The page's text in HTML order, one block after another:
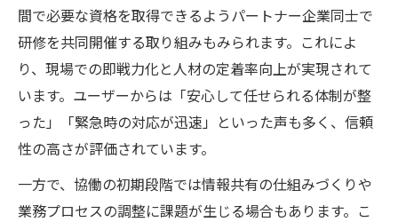
間で必要な資格を取得できるようパートナー企業同士で
研修を共同開催する取り組みもみられます。これによ
り、現場での即戦力化と人材の定着率向上が実現されて
います。ユーザーからは「安心して任せられる体制が整
った」「緊急時の対応が迅速」といった声も多く、信頼
性の高さが評価されています。
一方で、協働の初期段階では情報共有の仕組みづくりや
業務プロセスの調整に課題が生じる場合もあります。こ